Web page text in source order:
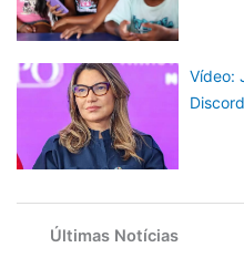
Vídeo:
Últimas Notícias